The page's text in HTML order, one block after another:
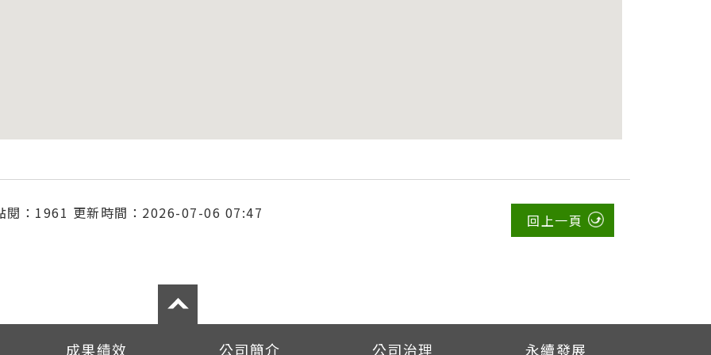
閱：1961 更新時間：2026-07-06 07:47 回上一頁
成果績效 公司簡介 公司治理 永續發展